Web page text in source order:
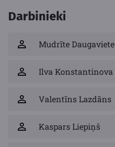
Darbinieki
Mudrīte Daugaviete
Ilva Konstantinova
Valentīns Lazdāns
Kaspars Liepiņš